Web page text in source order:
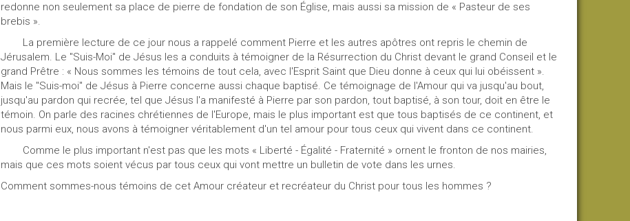
redonne non seulement sa place de pierre de fondation de son Église, mais aussi sa mission de « Pasteur de ses
brebis ».
La première lecture de ce jour nous a rappelé comment Pierre et les autres apôtres ont repris le chemin de
Jérusalem. Le "Suis-Moi" de Jésus les a conduits à témoigner de la Résurrection du Christ devant le grand Conseil et le
grand Prêtre : « Nous sommes les témoins de tout cela, avec l'Esprit Saint que Dieu donne à ceux qui lui obéissent ».
Mais le "Suis-moi" de Jésus à Pierre concerne aussi chaque baptisé. Ce témoignage de l'Amour qui va jusqu'au bout,
jusqu'au pardon qui recrée, tel que Jésus l'a manifesté à Pierre par son pardon, tout baptisé, à son tour, doit en être le
témoin. On parle des racines chrétiennes de l'Europe, mais le plus important est que tous baptisés de ce continent, et
nous parmi eux, nous avons à témoigner véritablement d'un tel amour pour tous ceux qui vivent dans ce continent.
Comme le plus important n'est pas que les mots « Liberté - Égalité - Fraternité » ornent le fronton de nos mairies,
mais que ces mots soient vécus par tous ceux qui vont mettre un bulletin de vote dans les urnes.
Comment sommes-nous témoins de cet Amour créateur et recréateur du Christ pour tous les hommes ?